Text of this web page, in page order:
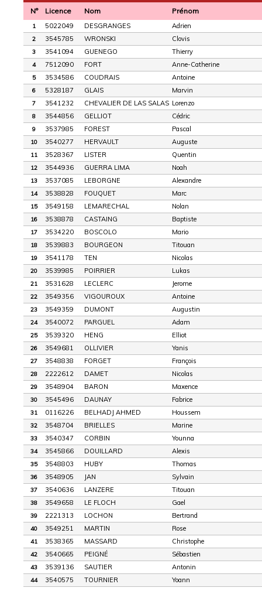
N° Licence Nom Prénom
1 5022049 DESGRANGES Adrien
2 3545785 WRONSKI Clovis
3 3541094 GUENEGO Thierry
4 7512090 FORT Anne-Catherine
5 3534586 COUDRAIS Antoine
6 5328187 GLAIS Marvin
7 3541232 CHEVALIER DE LAS SALAS Lorenzo
8 3544856 GELLIOT Cédric
9 3537985 FOREST Pascal
10 3540277 HERVAULT Auguste
11 3528367 LISTER Quentin
12 3544936 GUERRA LIMA Noah
13 3537085 LEBORGNE Alexandre
14 3538828 FOUQUET Marc
15 3549158 LEMARECHAL Nolan
16 3538878 CASTAING Baptiste
17 3534220 BOSCOLO Mario
18 3539883 BOURGEON Titouan
19 3541178 TEN Nicolas
20 3539985 POIRRIER Lukas
21 3531628 LECLERC Jerome
22 3549356 VIGOUROUX Antoine
23 3549359 DUMONT Augustin
24 3540072 PARGUEL Adam
25 3539320 HENG Elliot
26 3549681 OLLIVIER Yanis
27 3548838 FORGET François
28 2222612 DAMET Nicolas
29 3548904 BARON Maxence
30 3545496 DAUNAY Fabrice
31 0116226 BELHADJ AHMED Houssem
32 3548704 BRIELLES Marine
33 3540347 CORBIN Younna
34 3545866 DOUILLARD Alexis
35 3548803 HUBY Thomas
36 3548905 JAN Sylvain
37 3540636 LANZERE Titouan
38 3549658 LE FLOCH Gael
39 2221313 LOCHON Bertrand
40 3549251 MARTIN Rose
41 3538365 MASSARD Christophe
42 3540665 PEIGNÉ Sébastien
43 3539136 SAUTIER Antonin
44 3540575 TOURNIER Yoann